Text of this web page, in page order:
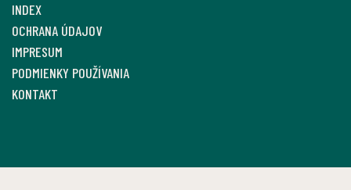
INDEX
OCHRANA ÚDAJOV
IMPRESUM
PODMIENKY POUŽÍVANIA
KONTAKT